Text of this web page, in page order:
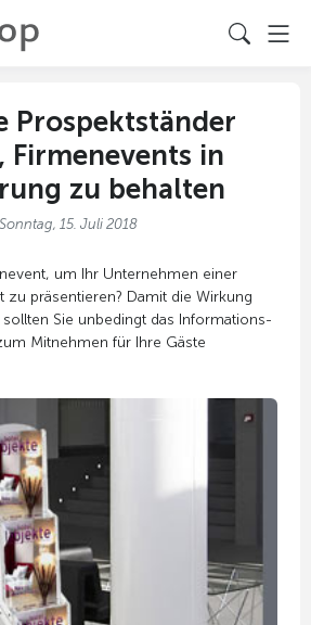
Prospektständer
Firmenevents in
zu behalten
Sonntag, 15. Juli 2018
um Ihr Unternehmen einer
zu präsentieren? Damit die Wirkung
Sie unbedingt das Informations-
Mitnehmen für Ihre Gäste